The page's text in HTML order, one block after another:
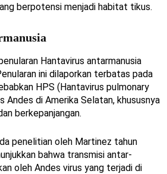
berpotensi menjadi habitat tikus.
Hantavirus antarmanusia
ini dilaporkan terbatas pada
HPS (Hantavirus pulmonary
Andes di Amerika Selatan, khususnya
berkepanjangan.
penelitian oleh Martinez tahun
bahwa transmisi antar-
oleh Andes virus yang terjadi di